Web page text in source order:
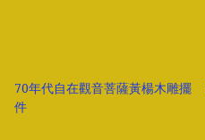
70年代自在觀音菩薩黃楊木雕擺
件